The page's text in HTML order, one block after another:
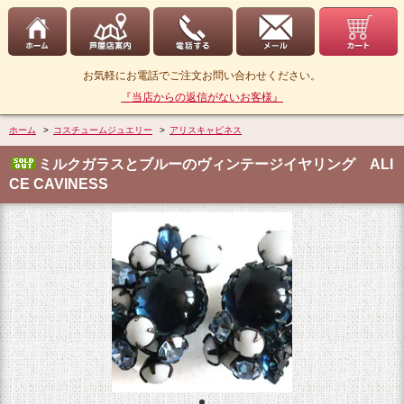
お気軽にお電話でご注文お問い合わせください。
『当店からの返信がないお客様』
ホーム > コスチュームジュエリー > アリスキャビネス
ミルクガラスとブルーのヴィンテージイヤリング ALI
CE CAVINESS